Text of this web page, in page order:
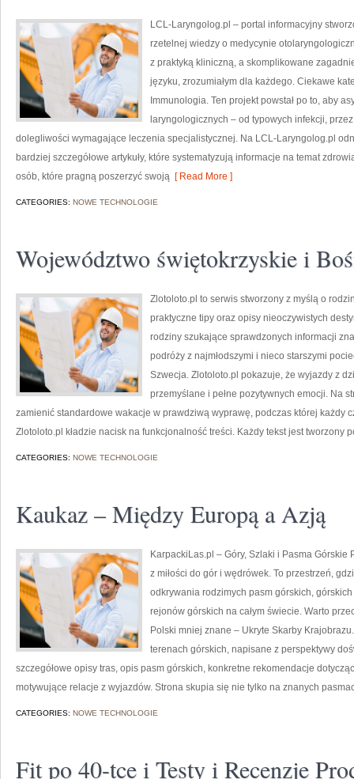
LCL-Laryngolog.pl – portal informacyjny
rzetelnej wiedzy o medycynie
z praktyką kliniczną, a skomplikowane
języku, zrozumiałym dla każdego. Ciekawe
Immunologia. Ten projekt powstał po to, aby
laryngologicznych – od typowych infekcji,
dolegliwości wymagające leczenia specjalistycznej. Na LCL-Laryngolog.pl
bardziej szczegółowe artykuły, które systematyzują informacje na temat
osób, które pragną poszerzyć swoją [ Read More ]
CATEGORIES: NOWE TECHNOLOGIE
Województwo świętokrzyskie i
Zlotoloto.pl to serwis stworzony z myślą o
praktyczne tipy oraz opisy nieoczywistych
rodziny szukające sprawdzonych informacji
podróży z najmłodszymi i nieco starszymi
Szwecja. Zlotoloto.pl pokazuje, że wyjazdy z
przemyślane i pełne pozytywnych emocji. Na
zamienić standardowe wakacje w prawdziwą wyprawę, podczas której każdy
Zlotoloto.pl kładzie nacisk na funkcjonalność treści. Każdy tekst jest tworzony
CATEGORIES: NOWE TECHNOLOGIE
Kaukaz – Między Europą a Azją
KarpackiLas.pl – Góry, Szlaki i Pasma Górskie
z miłości do gór i wędrówek. To przestrzeń,
odkrywania rodzimych pasm górskich,
rejonów górskich na całym świecie. Warto
Polski mniej znane – Ukryte Skarby
terenach górskich, napisane z perspektywy
szczegółowe opisy tras, opis pasm górskich, konkretne rekomendacje
motywujące relacje z wyjazdów. Strona skupia się nie tylko na znanych
CATEGORIES: NOWE TECHNOLOGIE
Fit po 40-tce i Testy i Recenzje